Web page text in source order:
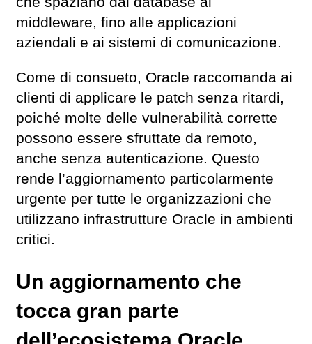
middleware, fino alle applicazioni
aziendali e ai sistemi di comunicazione.
Come di consueto, Oracle raccomanda ai
clienti di applicare le patch senza ritardi,
poiché molte delle vulnerabilità corrette
possono essere sfruttate da remoto,
anche senza autenticazione. Questo
rende l’aggiornamento particolarmente
urgente per tutte le organizzazioni che
utilizzano infrastrutture Oracle in ambienti
critici.
Un aggiornamento che
tocca gran parte